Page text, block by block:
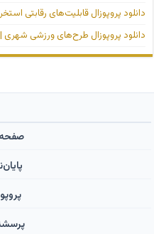
دانلود پروپوزال قابلیت‌های رقابتی
دانلود پروپوزال طرح‌های ورزشی شهری